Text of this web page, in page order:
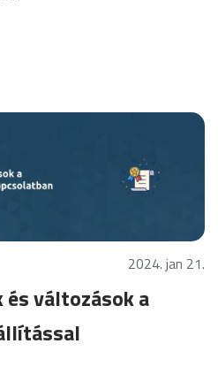
2024. jan 21.
változások a